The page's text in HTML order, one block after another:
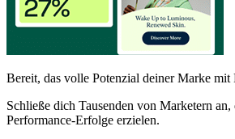
Bereit, das volle Potenzial deiner Marke mit
Schließe dich Tausenden von Marketern
Performance-Erfolge erzielen.